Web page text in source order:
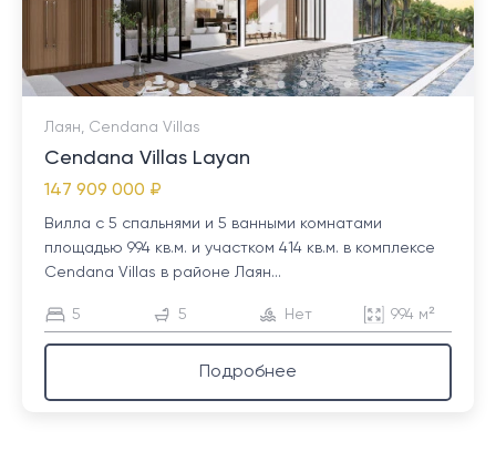
Лаян, Cendana Villas
Cendana Villas Layan
147 909 000 ₽
Вилла с 5 спальнями и 5 ванными комнатами
площадью 994 кв.м. и участком 414 кв.м. в комплексе
Cendana Villas в районе Лаян...
5 5 Нет 994 м²
Подробнее